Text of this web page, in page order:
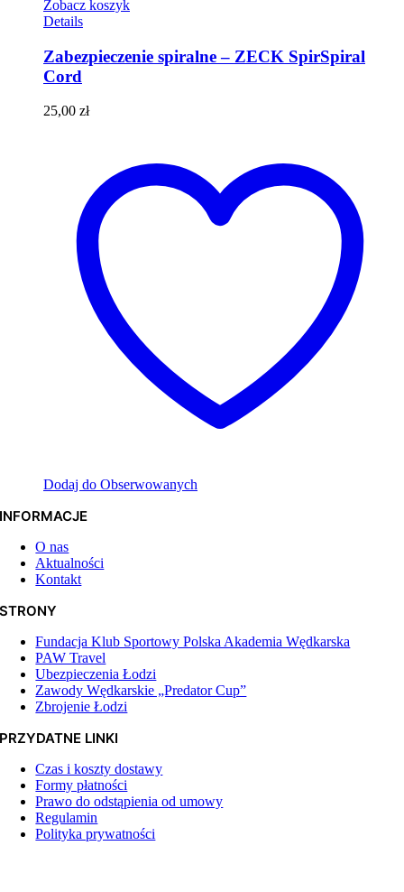
Zobacz koszyk
Details
Zabezpieczenie spiralne – ZECK SpirSpiral
Cord
25,00 zł
Dodaj do Obserwowanych
INFORMACJE
O nas
Aktualności
Kontakt
STRONY
Fundacja Klub Sportowy Polska Akademia Wędkarska
PAW Travel
Ubezpieczenia Łodzi
Zawody Wędkarskie „Predator Cup”
Zbrojenie Łodzi
PRZYDATNE LINKI
Czas i koszty dostawy
Formy płatności
Prawo do odstąpienia od umowy
Regulamin
Polityka prywatności